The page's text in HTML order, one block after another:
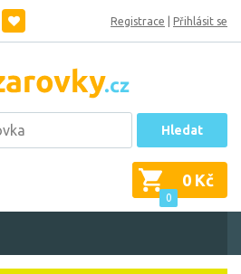
Registrace Přihlásit se
Hledat
0
0 Kč